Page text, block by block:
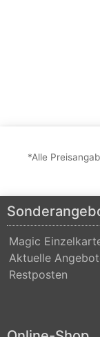
*Alle
Magic
Aktuelle
Restposten